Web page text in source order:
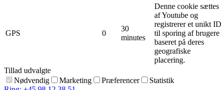
GPS 0
30
minutes
Denne cookie sættes
af Youtube og
registrerer et unikt ID
til sporing af brugere
baseret på deres
geografiske
placering.
Tillad udvalgte
Nødvendig
Marketing Præferencer
Statistik